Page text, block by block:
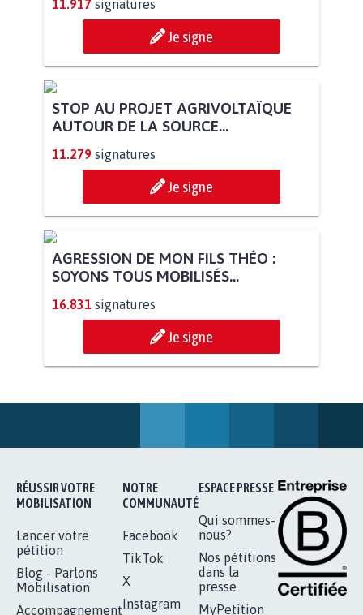
11.917 signatures
Je signe
STOP AU PROJET AGRIVOLTAÏQUE
AUTOUR DE LA SOURCE...
11.279 signatures
Je signe
AGRESSION DE MON FILS THÉO :
SOYONS TOUS MOBILISÉS...
16.831 signatures